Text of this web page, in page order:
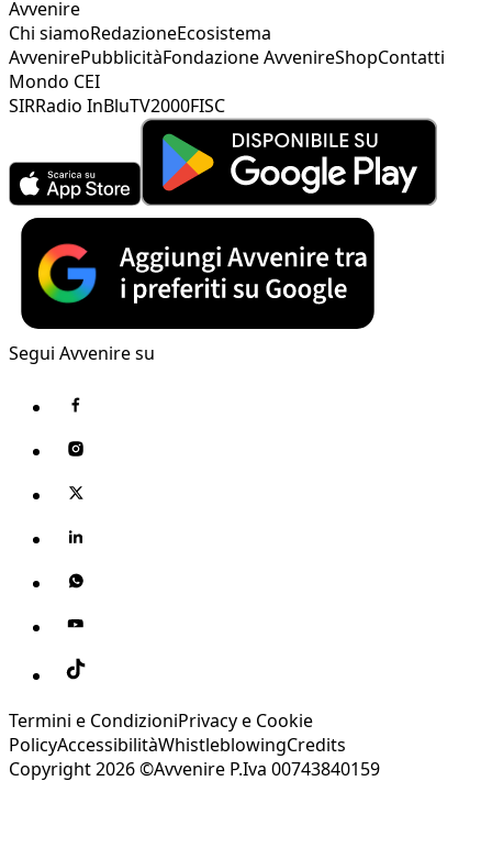
Avvenire
Chi siamoRedazioneEcosistema
AvvenirePubblicitàFondazione AvvenireShopContatti
Mondo CEI
SIRRadio InBluTV2000FISC
Segui Avvenire su
Termini e CondizioniPrivacy e Cookie
PolicyAccessibilitàWhistleblowingCredits
Copyright 2026 ©Avvenire P.Iva 00743840159